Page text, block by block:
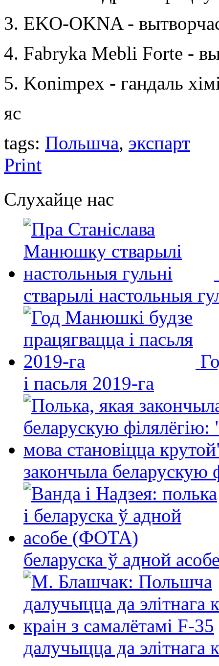
3. EKO-OKNA -
4. Fabryka Mebli Forte -
5. Konimpex - гандаль
яс
tags: Польшчa, экспарт
Print
Слухайце нас
стварылі настольныя
і пасьля 2019-га
закончыла беларускую
беларуска ў адной
далучыцца да элітнага